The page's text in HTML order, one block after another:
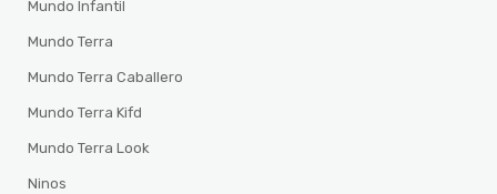
Mundo Infantil
Mundo Terra
Mundo Terra Caballero
Mundo Terra Kifd
Mundo Terra Look
Ninos